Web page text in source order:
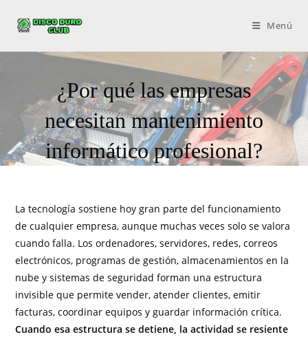
Menú
¿Por qué las empresas
necesitan mantenimiento
informático profesional?
La tecnología sostiene hoy gran parte del funcionamiento
de cualquier empresa, aunque muchas veces solo se valora
cuando falla. Los ordenadores, servidores, redes, correos
electrónicos, programas de gestión, almacenamientos en la
nube y sistemas de seguridad forman una estructura
invisible que permite vender, atender clientes, emitir
facturas, coordinar equipos y guardar información crítica.
Cuando esa estructura se detiene, la actividad se resiente